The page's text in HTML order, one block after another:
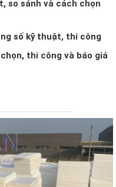
so sánh và cách chọn
số kỹ thuật, thi công
thi công và báo giá